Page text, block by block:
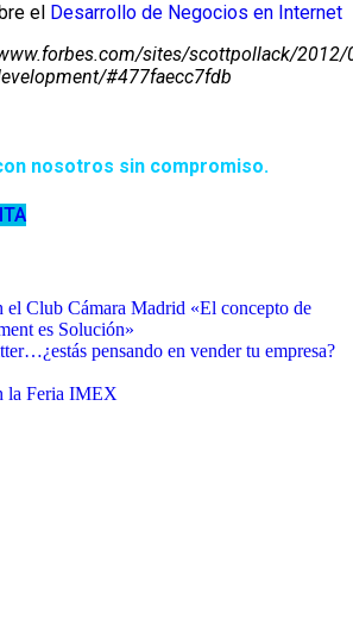
el Desarrollo de Negocios en Internet
sites/scottpollack/
#477faecc7fdb
nosotros sin compromiso.
el Club Cámara Madrid «El concepto de
es Solución»
pensando en vender tu empresa?
la Feria IMEX